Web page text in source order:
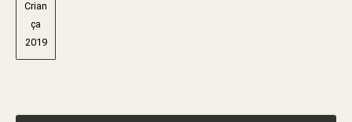
Crian
ça
2019